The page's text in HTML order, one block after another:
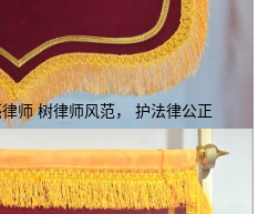
师 树律师风范， 护法律公正